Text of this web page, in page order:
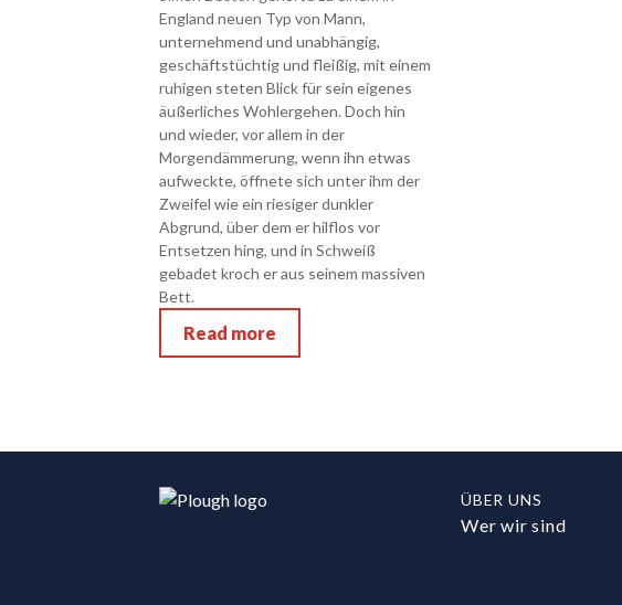
England neuen Typ von Mann,
unternehmend und unabhängig,
geschäftstüchtig und fleißig, mit einem
ruhigen steten Blick für sein eigenes
äußerliches Wohlergehen. Doch hin
und wieder, vor allem in der
Morgendämmerung, wenn ihn etwas
aufweckte, öffnete sich unter ihm der
Zweifel wie ein riesiger dunkler
Abgrund, über dem er hilflos vor
Entsetzen hing, und in Schweiß
gebadet kroch er aus seinem massiven
Bett.
Read more
ÜBER UNS
Wer wir sind